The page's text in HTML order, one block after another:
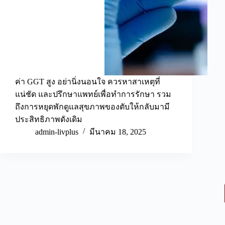
ค่า GGT สูง อย่านิ่งนอนใจ ควรหาสาเหตุที่
แน่ชัด และปรึกษาแพทย์เพื่อทำการรักษา รวม
ถึงการหยุดพักดูแลสุขภาพของตับให้กลับมามี
ประสิทธิภาพดังเดิม
admin-livplus
มีนาคม 18, 2025